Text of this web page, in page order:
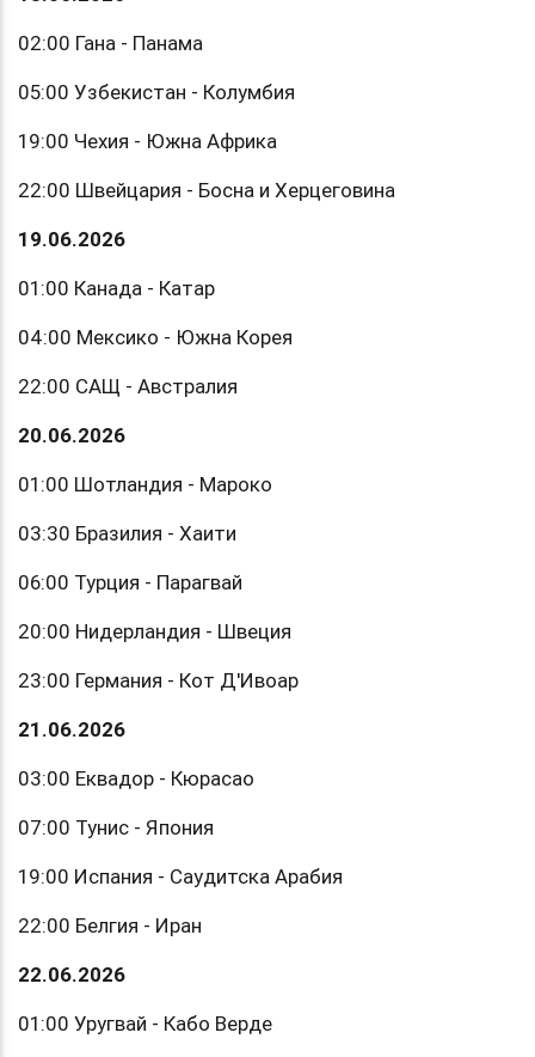
02:00 Гана - Панама
05:00 Узбекистан - Колумбия
19:00 Чехия - Южна Африка
22:00 Швейцария - Босна и Херцеговина
19.06.2026
01:00 Канада - Катар
04:00 Мексико - Южна Корея
22:00 САЩ - Австралия
20.06.2026
01:00 Шотландия - Мароко
03:30 Бразилия - Хаити
06:00 Турция - Парагвай
20:00 Нидерландия - Швеция
23:00 Германия - Кот Д'Ивоар
21.06.2026
03:00 Еквадор - Кюрасао
07:00 Тунис - Япония
19:00 Испания - Саудитска Арабия
22:00 Белгия - Иран
22.06.2026
01:00 Уругвай - Кабо Верде